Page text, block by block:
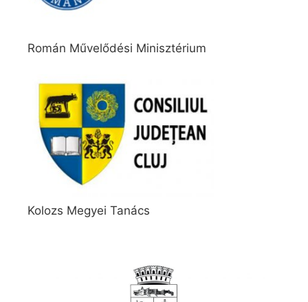
Román Művelődési Minisztérium
Kolozs Megyei Tanács